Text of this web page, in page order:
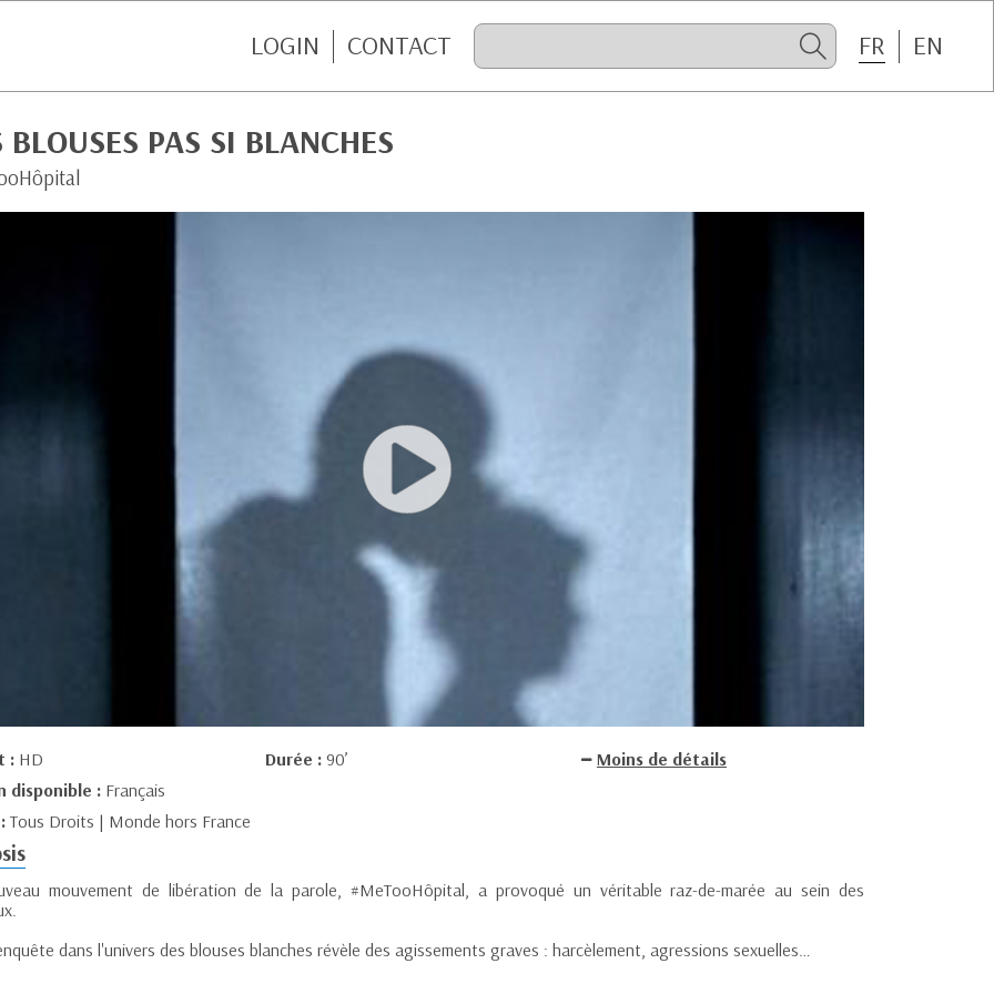
LOGIN CONTACT FR EN
BLOUSES PAS SI BLANCHES
: HD Durée : 90’
Moins de détails
disponible : Français
:Tous Droits | Monde hors France
mouvement de libération de la parole, #MeTooHôpital, a provoqué un véritable raz-de-marée au sein des
dans l'univers des blouses blanches révèle des agissements graves : harcèlement, agressions sexuelles…